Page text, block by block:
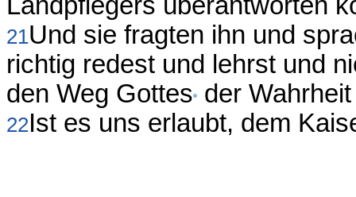
21Und sie fragten ihn und
richtig redest und lehrst und
den Weg Gottes der
22Ist es uns erlaubt, dem